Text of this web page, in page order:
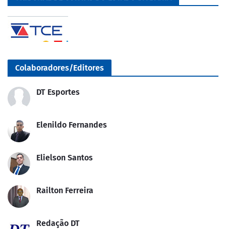
Colaboradores/Editores
DT Esportes
Elenildo Fernandes
Elielson Santos
Railton Ferreira
Redação DT